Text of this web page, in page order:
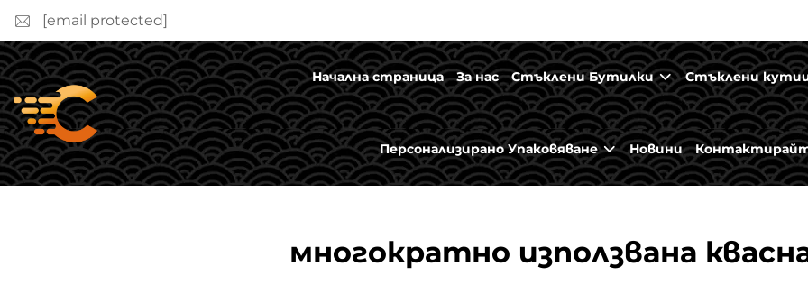
[email protected]
Начална страница За нас Стъклени Бутилки Стъклени
Персонализирано Упаковяване Новини
многократно използвана